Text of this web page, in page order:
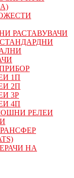
РАСТАВУВАЧИ
1П
2П
3P
4П
РЕЛЕИ
НА